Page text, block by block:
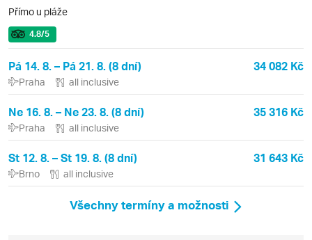
Přímo u pláže
4.8/5
Pá 14. 8. – Pá 21. 8. (8 dní) 34 082 Kč
Praha all inclusive
Ne 16. 8. – Ne 23. 8. (8 dní) 35 316 Kč
Praha all inclusive
St 12. 8. – St 19. 8. (8 dní) 31 643 Kč
Brno all inclusive
Všechny termíny a možnosti